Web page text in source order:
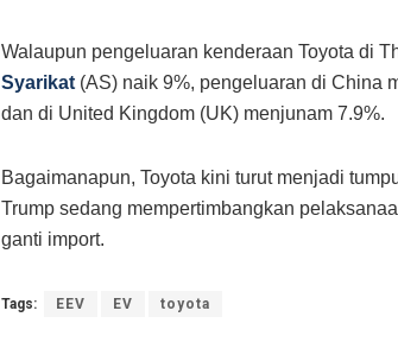
Walaupun pengeluaran kenderaan Toyota di
Syarikat (AS) naik 9%, pengeluaran di China
dan di United Kingdom (UK) menjunam 7.9%.
Bagaimanapun, Toyota kini turut menjadi
Trump sedang mempertimbangkan
ganti import.
Tags: EEV EV toyota